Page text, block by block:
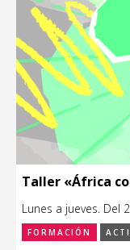
Taller «África
Lunes a jueves. Del
FORMACIÓN